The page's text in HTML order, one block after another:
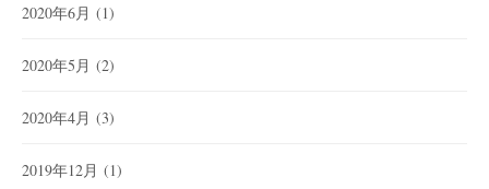
2020年6月 (1)
2020年5月 (2)
2020年4月 (3)
2019年12月 (1)